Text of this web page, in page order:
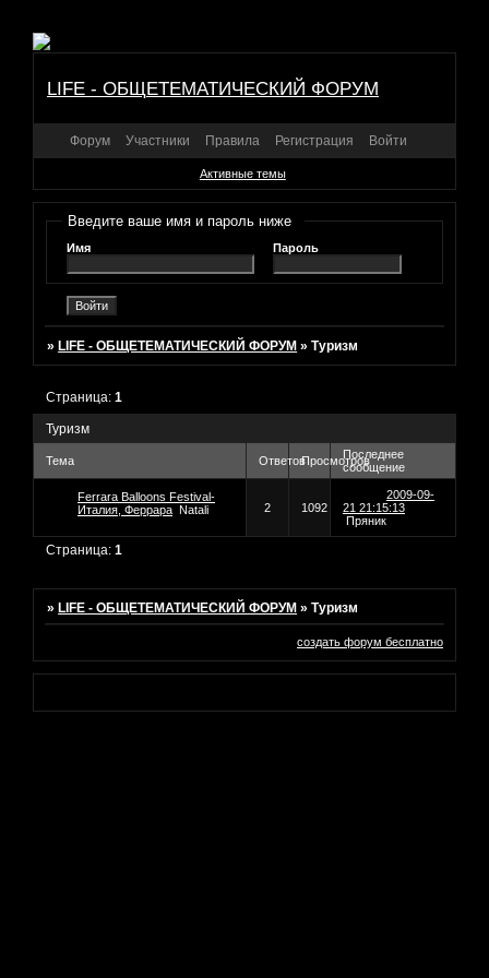
LIFE - ОБЩЕТЕМАТИЧЕСКИЙ ФОРУМ
Форум Участники Правила Регистрация Войти
Активные темы
Введите ваше имя и пароль ниже
Имя Пароль
» LIFE - ОБЩЕТЕМАТИЧЕСКИЙ ФОРУМ »Туризм
Туризм
Страница:1
Тема ОтветовПросмотровПоследнее
сообщение
Ferrara Balloons Festival-
Италия, Феррара Natali 2 1092
2009-09-
21 21:15:13
Пряник
Страница:1
»LIFE - ОБЩЕТЕМАТИЧЕСКИЙ ФОРУМ »Туризм
создать форум бесплатно